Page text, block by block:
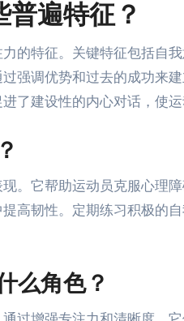
遍特征？
的特征。关键特征包括自
强调优势和过去的成功来
了建设性的内心对话，使运
。它帮助运动员克服心理
高韧性。定期练习积极的
么角色？